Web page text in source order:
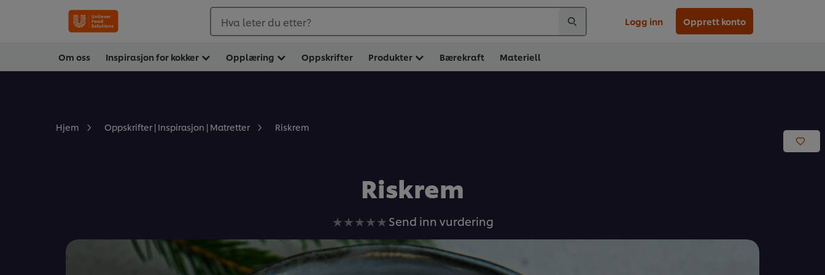
Hva leter du etter? Logg inn Opprett konto
Om oss Inspirasjon for kokker Opplæring Oppskrifter Produkter Bærekraft Materiell
Hjem Oppskrifter | Inspirasjon | Matretter Riskrem
Riskrem
Ingen
vurderinger
sendt
Send inn vurdering